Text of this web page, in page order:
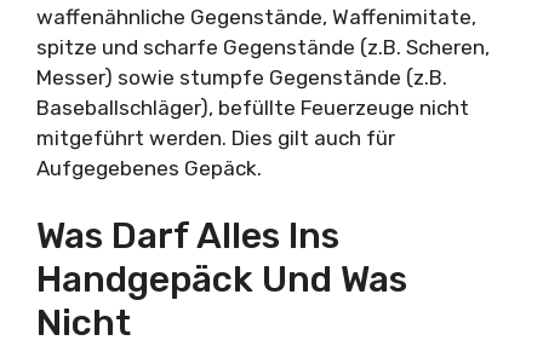
waffenähnliche Gegenstände, Waffenimitate,
spitze und scharfe Gegenstände (z.B. Scheren,
Messer) sowie stumpfe Gegenstände (z.B.
Baseballschläger), befüllte Feuerzeuge nicht
mitgeführt werden. Dies gilt auch für
Aufgegebenes Gepäck.
Was Darf Alles Ins
Handgepäck Und Was
Nicht